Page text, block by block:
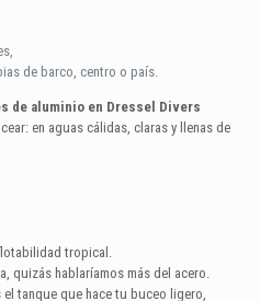
de barco, centro o país.
de aluminio en Dressel Divers
en aguas cálidas, claras y llenas de
tropical.
quizás hablaríamos más del acero.
tanque que hace tu buceo ligero,